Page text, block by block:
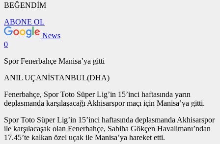
BEĞENDİM
ABONE OL
News
0
Spor Fenerbahçe Manisa’ya gitti
ANIL UÇANİSTANBUL(DHA)
Fenerbahçe, Spor Toto Süper Lig’in 15’inci haftasında yarın
deplasmanda karşılaşacağı Akhisarspor maçı için Manisa’ya gitti.
Spor Toto Süper Lig’in 15’inci haftasında deplasmanda Akhisarspor
ile karşılacaşak olan Fenerbahçe, Sabiha Gökçen Havalimanı’ndan
17.45’te kalkan özel uçak ile Manisa’ya hareket etti.